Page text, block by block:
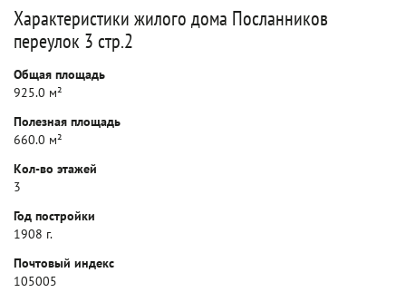
Характеристики жилого дома Посланников
переулок 3 стр.2
Общая площадь
925.0 м²
Полезная площадь
660.0 м²
Кол-во этажей
3
Год постройки
1908 г.
Почтовый индекс
105005